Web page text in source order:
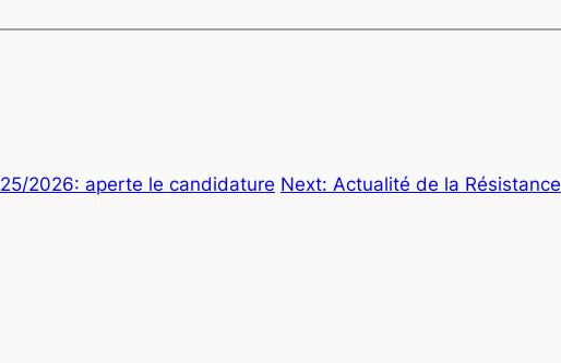
2026: aperte le candidature Next: Actualité de la Résistance